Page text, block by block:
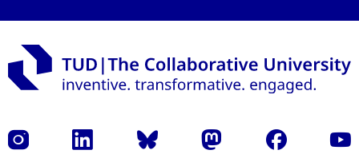
Instagram LinkedIn Bluesky Mastodon Facebook